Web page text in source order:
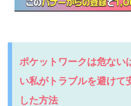
ポケットワークは危ない
い私がトラブルを避けて
した方法